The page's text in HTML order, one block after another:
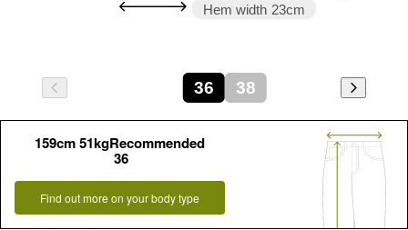
Hem width 23cm
36 38
159cm 51kgRecommended
36
Find out more on your body type